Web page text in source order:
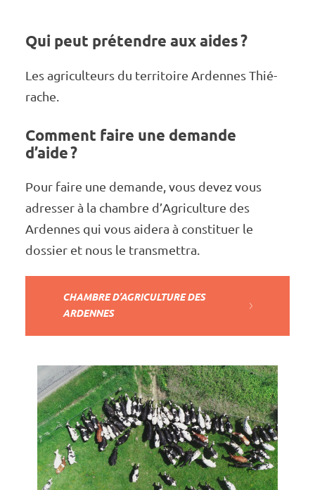
Qui peut prétendre aux aides ?
Les agri­­­­­cul­­­­­teurs du terri­­­­­toire Ardennes Thié­­­­­
rache.
Comment faire une demande
d’aide ?
Pour faire une demande, vous devez vous
adres­­­­ser à la chambre d’Agri­­­­cul­­­­ture des
Ardennes qui vous aidera à consti­­­­tuer le
dossier et nous le trans­­­­met­­­­tra.
CHAMBRE D’AGRI­­­­CUL­­­­TURE DES
ARDENNES